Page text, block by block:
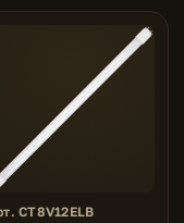
CT8V12ELB